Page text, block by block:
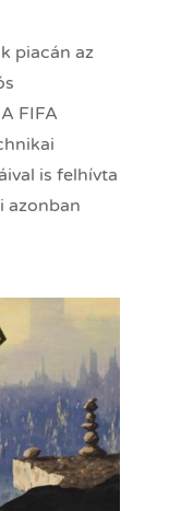
piacán az
FIFA
is felhívta
azonban